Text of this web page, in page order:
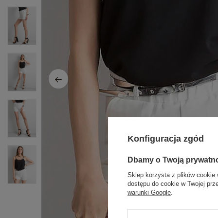
Konfiguracja zgód
Dbamy o Twoją
Sklep korzysta z plików cookie
dostępu do cookie w Twojej
warunki Google